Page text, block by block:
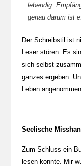
lebendig.
genau darum ist
Der Schreibstil ist
Leser stören. Es
sich selbst
ganzes ergeben.
Leben
Seelische
Zum Schluss ein
lesen konnte. Mir